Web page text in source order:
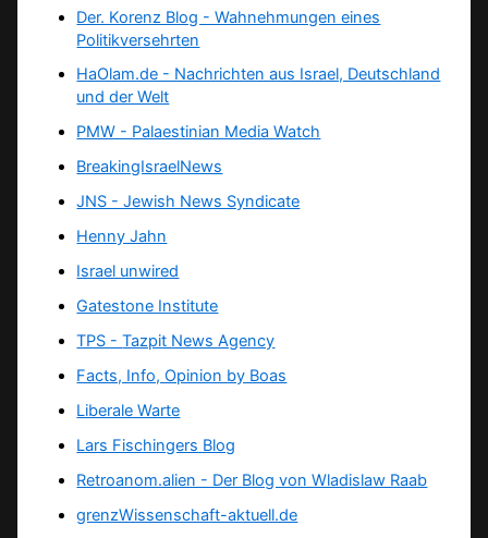
Der. Korenz Blog - Wahnehmungen eines
Politikversehrten
HaOlam.de - Nachrichten aus Israel, Deutschland
und der Welt
PMW - Palaestinian Media Watch
BreakingIsraelNews
JNS - Jewish News Syndicate
Henny Jahn
Israel unwired
Gatestone Institute
TPS -Tazpit News Agency
Facts, Info, Opinion by Boas
Liberale Warte
Lars Fischingers Blog
Retroanom.alien - Der Blog von Wladislaw Raab
grenzWissenschaft-aktuell.de